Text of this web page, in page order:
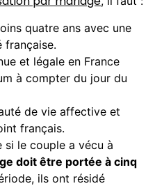
quatre ans avec une
française.
et légale en France
à compter du jour du
de vie affective et
français.
le couple a vécu à
doit être portée à cinq
ils ont résidé